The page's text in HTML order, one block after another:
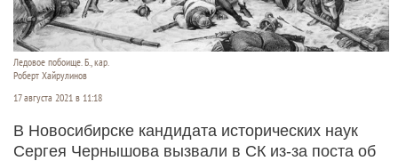
Ледовое побоище. Б., кар.
Роберт Хайрулинов
17 августа 2021 в 11:18
В Новосибирске кандидата исторических наук
Сергея Чернышова вызвали в СК из-за поста об